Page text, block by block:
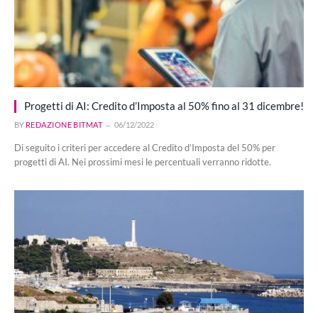
Progetti di AI: Credito d’Imposta al 50% fino al 31 dicembre!
BY REDAZIONE BITMAT 06/12/2022
Di seguito i criteri per accedere al Credito d’Imposta del 50% per
progetti di AI. Nei prossimi mesi le percentuali verranno ridotte.